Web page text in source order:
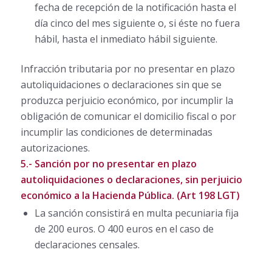
fecha de recepción de la notificación hasta el
día cinco del mes siguiente o, si éste no fuera
hábil, hasta el inmediato hábil siguiente.
Infracción tributaria por no presentar en plazo
autoliquidaciones o declaraciones sin que se
produzca perjuicio económico, por incumplir la
obligación de comunicar el domicilio fiscal o por
incumplir las condiciones de determinadas
autorizaciones.
5.- Sanción por no presentar en plazo
autoliquidaciones o declaraciones, sin perjuicio
económico a la Hacienda Pública. (Art 198 LGT)
La sanción consistirá en multa pecuniaria fija
de 200 euros. O 400 euros en el caso de
declaraciones censales.